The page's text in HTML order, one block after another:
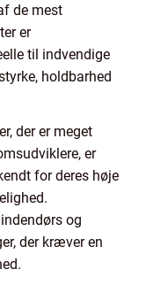
de mest
er
til indvendige
holdbarhed
der er meget
er
for deres høje
og
der kræver en